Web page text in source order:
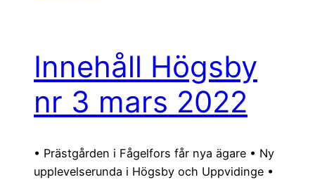
Innehåll Högsby
nr 3 mars 2022
• Prästgården i Fågelfors får nya ägare • Ny
upplevelserunda i Högsby och Uppvidinge •